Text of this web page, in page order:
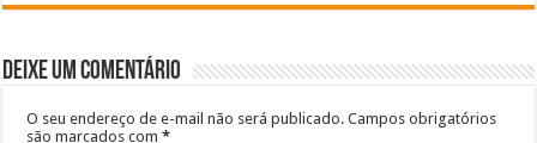
Deixe um comentário
O seu endereço de e-mail não será publicado. Campos obrigatórios
são marcados com*